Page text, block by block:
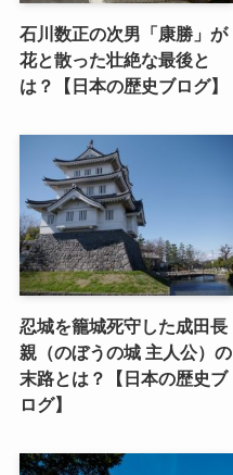
石川数正の次男「康勝」が
花と散った壮絶な最後と
は？【日本の歴史ブログ】
忍城を籠城死守した成田長
親（のぼうの城 主人公）の
末路とは？【日本の歴史ブ
ログ】